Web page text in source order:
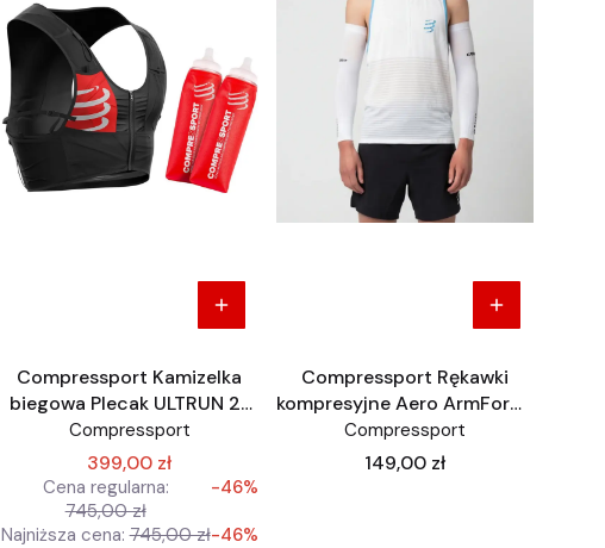
Compressport Kamizelka
biegowa Plecak ULTRUN 2x
Flask 500ml
Compressport
399,00 zł
Cena regularna:
745,00 zł
-46%
Najniższa cena: 745,00 zł-46%
Compressport Rękawki
kompresyjne Aero ArmForce
białe
Compressport
Cena
149,00 zł